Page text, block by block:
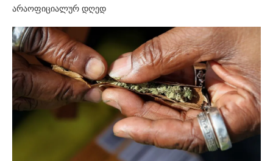
არაოფიციალურ დღედ